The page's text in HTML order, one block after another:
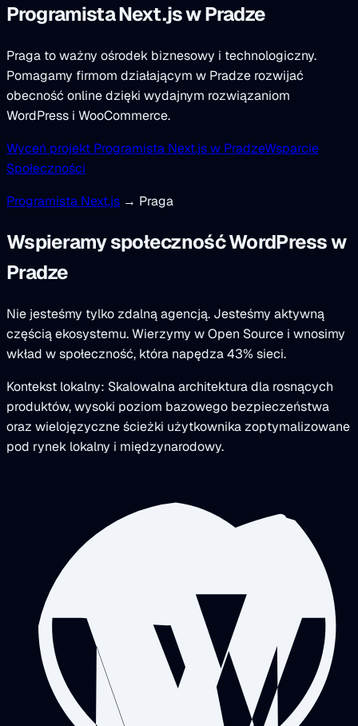
Programista Next.jsw Pradze
Praga to ważny ośrodek biznesowy i technologiczny.
Pomagamy firmom działającym w Pradze rozwijać
obecność online dzięki wydajnym rozwiązaniom
WordPress i WooCommerce.
Wyceń projekt Programista Next.js w PradzeWsparcie
Społeczności
Programista Next.js → Praga
Wspieramy społeczność WordPress w
Pradze
Nie jesteśmy tylko zdalną agencją. Jesteśmy aktywną
częścią ekosystemu. Wierzymy w Open Source i wnosimy
wkład w społeczność, która napędza 43% sieci.
Kontekst lokalny: Skalowalna architektura dla rosnących
produktów, wysoki poziom bazowego bezpieczeństwa
oraz wielojęzyczne ścieżki użytkownika zoptymalizowane
pod rynek lokalny i międzynarodowy.